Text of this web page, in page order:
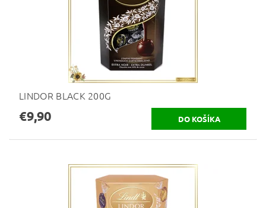
LINDOR BLACK 200G
€9,90